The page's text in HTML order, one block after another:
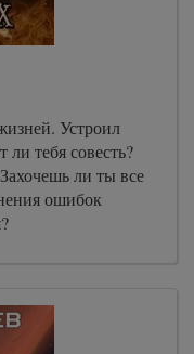
Устроил
ли тебя совесть?
ли ты все
ошибок